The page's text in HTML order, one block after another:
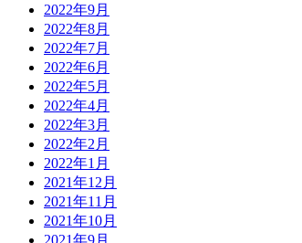
2022年9月
2022年8月
2022年7月
2022年6月
2022年5月
2022年4月
2022年3月
2022年2月
2022年1月
2021年12月
2021年11月
2021年10月